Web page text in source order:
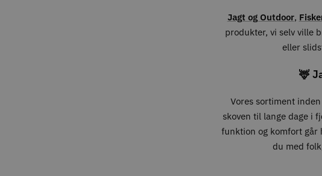
Jagt og Outdoor,
produkter, vi selv ville
eller
🦌
Vores sortiment
skoven til lange dage i
funktion og komfort går
du med